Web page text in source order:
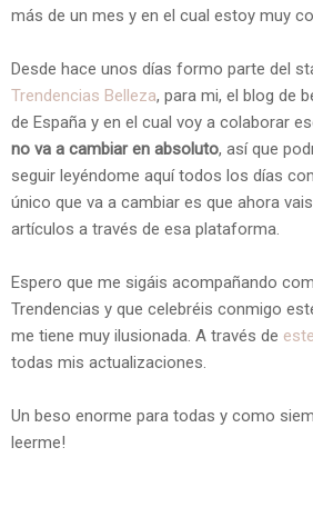
más de un mes y en el cual estoy muy
Desde hace unos días formo parte del
Trendencias Belleza, para mi, el blog de
de España y en el cual voy a colaborar
no va a cambiar en absoluto, así que
seguir leyéndome aquí todos los días
único que va a cambiar es que ahora
artículos a través de esa plataforma.
Espero que me sigáis acompañando
Trendencias y que celebréis conmigo
me tiene muy ilusionada. A través de
todas mis actualizaciones.
Un beso enorme para todas y como
leerme!